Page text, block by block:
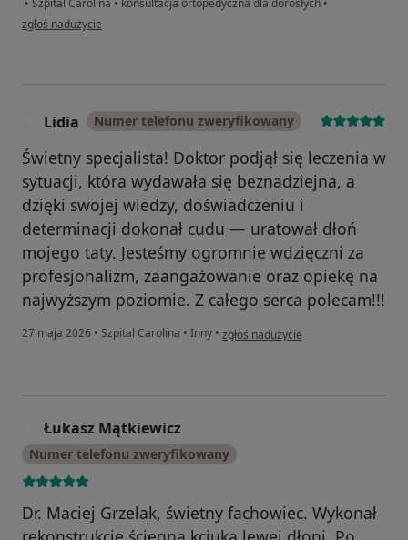
w opinii użytkownika Florystka
zgłoś nadużycie
Lidia Numer telefonu zweryfikowany
Świetny specjalista! Doktor podjął się leczenia w
sytuacji, która wydawała się beznadziejna, a
dzięki swojej wiedzy, doświadczeniu i
determinacji dokonał cudu — uratował dłoń
mojego taty. Jesteśmy ogromnie wdzięczni za
profesjonalizm, zaangażowanie oraz opiekę na
najwyższym poziomie. Z całego serca polecam!!!
27 maja 2026 • Szpital Carolina • Inny • w opinii użytkownika Lidia
zgłoś nadużycie
Łukasz Mątkiewicz
Numer telefonu zweryfikowany
Dr. Maciej Grzelak, świetny fachowiec. Wykonał